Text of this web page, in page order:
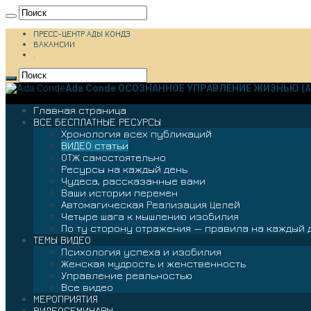
ПРЕСС-ЦЕНТР АДЫ КОНДЭ
ВАКАНСИИ
.
Ada Conde ОСОЗНАННОЕ УПРАВЛЕНИЕ ЖИЗНЬЮ
Главная страница
ВСЕ БЕСПЛАТНЫЕ РЕСУРСЫ
Хронология всех публикаций
ВИДЕО статьи
ОТЖ самостоятельно
Ресурсы на каждый день
Чудеса, рассказанные вами
Ваши истории перемен
Автомагическая Реализация Целей
Четыре шага к мышлению изобилия
По ту сторону отражения — правила на каждый
ТЕМЫ ВИДЕО
Психология успеха и изобилия
Женская мудрость и женственность
Управление реальностью
Все видео
МЕРОПРИЯТИЯ